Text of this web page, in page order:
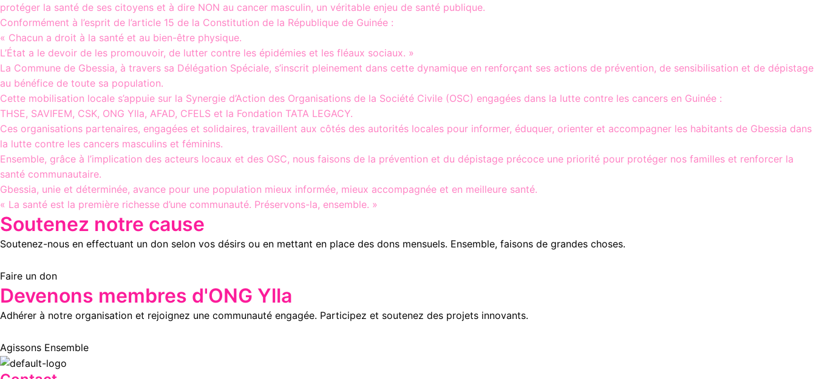
protéger la santé de ses citoyens et à dire NON au cancer masculin, un véritable enjeu de santé publique.
Conformément à l’esprit de l’article 15 de la Constitution de la République de Guinée :
« Chacun a droit à la santé et au bien-être physique.
L’État a le devoir de les promouvoir, de lutter contre les épidémies et les fléaux sociaux. »
La Commune de Gbessia, à travers sa Délégation Spéciale, s’inscrit pleinement dans cette dynamique en renforçant ses actions de prévention, de sensibilisation et de dépistage
au bénéfice de toute sa population.
Cette mobilisation locale s’appuie sur la Synergie d’Action des Organisations de la Société Civile (OSC) engagées dans la lutte contre les cancers en Guinée :
THSE, SAVIFEM, CSK, ONG Ylla, AFAD, CFELS et la Fondation TATA LEGACY.
Ces organisations partenaires, engagées et solidaires, travaillent aux côtés des autorités locales pour informer, éduquer, orienter et accompagner les habitants de Gbessia dans
la lutte contre les cancers masculins et féminins.
Ensemble, grâce à l’implication des acteurs locaux et des OSC, nous faisons de la prévention et du dépistage précoce une priorité pour protéger nos familles et renforcer la
santé communautaire.
Gbessia, unie et déterminée, avance pour une population mieux informée, mieux accompagnée et en meilleure santé.
« La santé est la première richesse d’une communauté. Préservons-la, ensemble. »
Soutenez notre cause
Soutenez-nous en effectuant un don selon vos désirs ou en mettant en place des dons mensuels. Ensemble, faisons de grandes choses.
Faire un don
Devenons membres d'ONG Ylla
Adhérer à notre organisation et rejoignez une communauté engagée. Participez et soutenez des projets innovants.
Agissons Ensemble